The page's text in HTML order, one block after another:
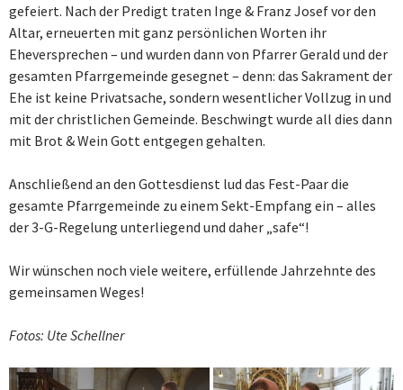
gefeiert. Nach der Predigt traten Inge & Franz Josef vor den
Altar, erneuerten mit ganz persönlichen Worten ihr
Eheversprechen – und wurden dann von Pfarrer Gerald und der
gesamten Pfarrgemeinde gesegnet – denn: das Sakrament der
Ehe ist keine Privatsache, sondern wesentlicher Vollzug in und
mit der christlichen Gemeinde. Beschwingt wurde all dies dann
mit Brot & Wein Gott entgegen gehalten.
Anschließend an den Gottesdienst lud das Fest-Paar die
gesamte Pfarrgemeinde zu einem Sekt-Empfang ein – alles
der 3-G-Regelung unterliegend und daher „safe“!
Wir wünschen noch viele weitere, erfüllende Jahrzehnte des
gemeinsamen Weges!
Fotos: Ute Schellner